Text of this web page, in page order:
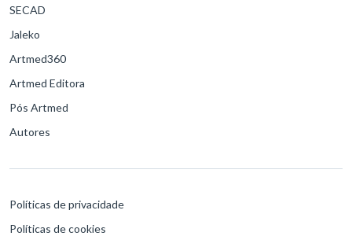
SECAD
Jaleko
Artmed360
Artmed Editora
Pós Artmed
Autores
Políticas de privacidade
Políticas de cookies